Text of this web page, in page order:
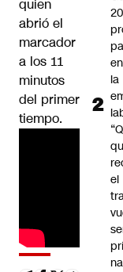
quien
abrió el
marcador
a los 11
minutos
del primer
tiempo.
20
la
el